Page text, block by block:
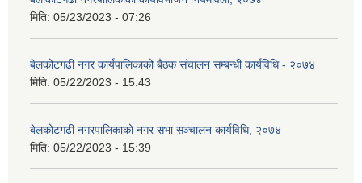
मिति: 05/23/2023 - 07:26
बेलकोटगढी नगर कार्यपालिकाको बैठक संचालन सम्बन्धी कार्यविधि - २०७४
मिति: 05/22/2023 - 15:43
बेलकोटगढी नगरपालिकाको नगर सभा सञ्चालन कार्यविधि, २०७४
मिति: 05/22/2023 - 15:39